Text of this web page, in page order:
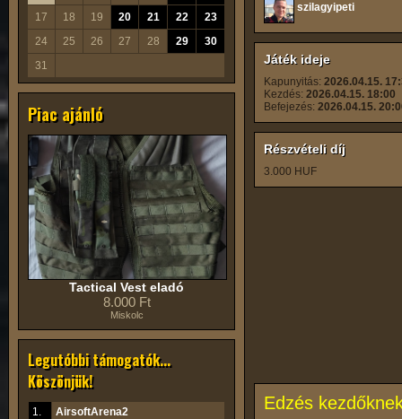
17
18 19 20 21 22
23
24
25 26 27 28 29
30
31
Piac ajánló
Tactical Vest eladó
8.000 Ft
Miskolc
Legutóbbi támogatók...
Köszönjük!
1.
AirsoftArena2
szilagyipeti
Játék ideje
Kapunyitás: 2026.04.15.
Kezdés: 2026.04.15. 18:00
Befejezés: 2026.04.15.
Részvételi díj
3.000 HUF
Edzés